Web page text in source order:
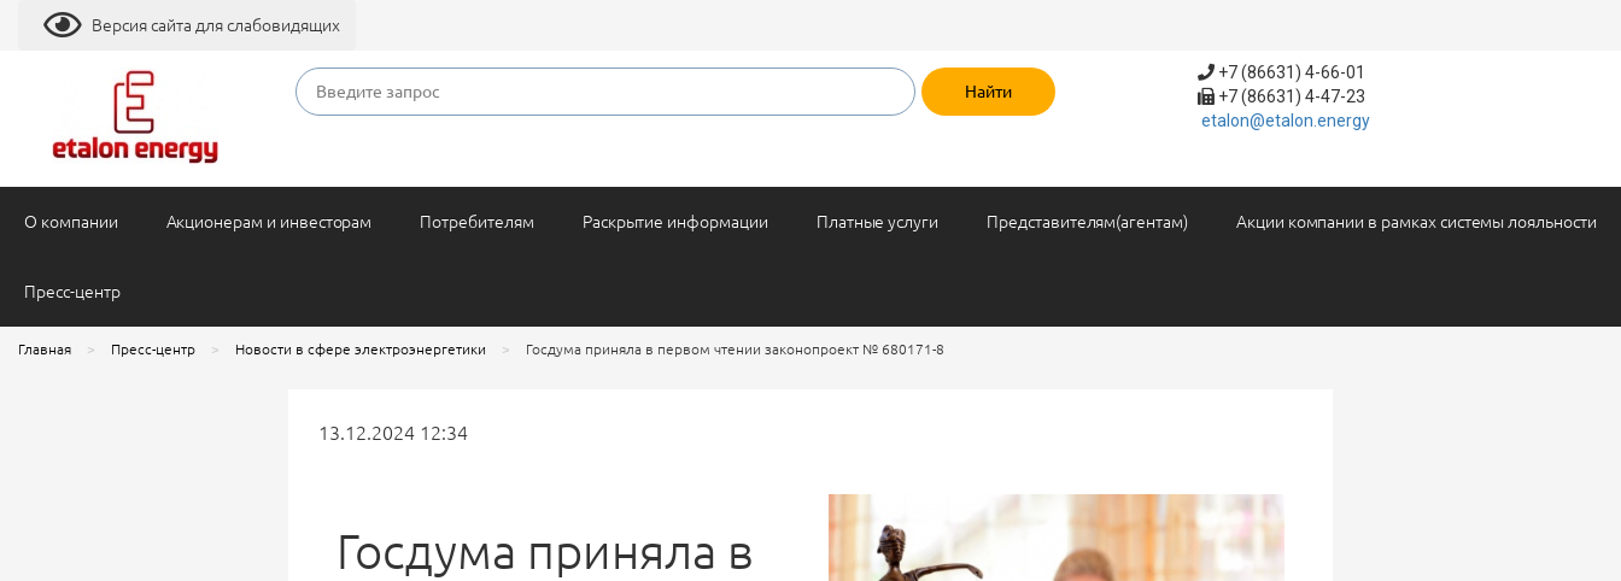
Версия сайта для слабовидящих
+7 (86631) 4-66-01
+7 (86631) 4-47-23
etalon@etalon.energy
О компании Акционерам и инвесторам Потребителям Раскрытие информации Платные услуги Представителям(агентам) Акции компании в рамках системы лояльности
Пресс-центр
Главная Пресс-центр Новости в сфере электроэнергетики Госдума приняла в первом чтении законопроект № 680171-8
13.12.2024 12:34
Госдума приняла в